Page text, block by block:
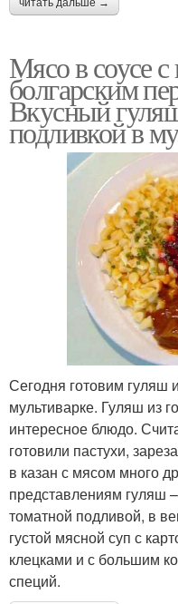
Мясо в соусе
болгарским
Вкусный
подливкой в
Сегодня готовим гуляш
мультиварке. Гуляш из
интересное блюдо.
готовили пастухи,
в казан с мясом много
представлениям гуляш
томатной подливой, в
густой мясной суп с
клецками и с большим
специй.